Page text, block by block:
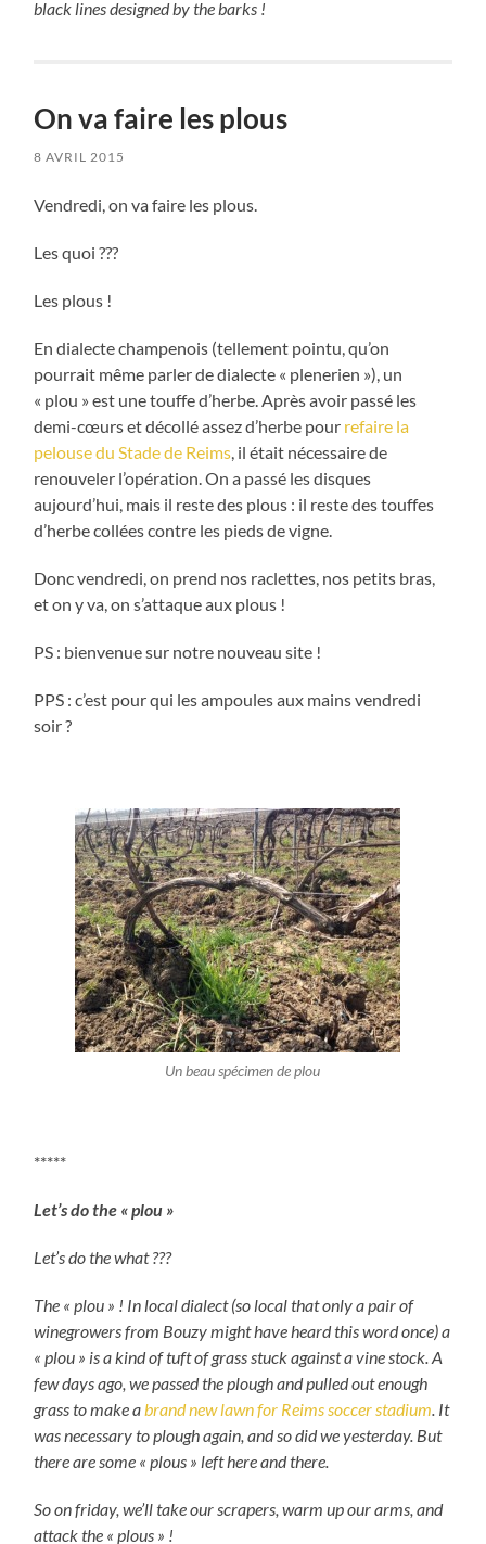
black lines designed by the barks !
On va faire les plous
8 AVRIL 2015
Vendredi, on va faire les plous.
Les quoi ???
Les plous !
En dialecte champenois (tellement pointu, qu’on
pourrait même parler de dialecte « plenerien »), un
« plou » est une touffe d’herbe. Après avoir passé les
demi-cœurs et décollé assez d’herbe pour refaire la
pelouse du Stade de Reims, il était nécessaire de
renouveler l’opération. On a passé les disques
aujourd’hui, mais il reste des plous : il reste des touffes
d’herbe collées contre les pieds de vigne.
Donc vendredi, on prend nos raclettes, nos petits bras,
et on y va, on s’attaque aux plous !
PS : bienvenue sur notre nouveau site !
PPS : c’est pour qui les ampoules aux mains vendredi
soir ?
Un beau spécimen de plou
*****
Let’s do the « plou »
Let’s do the what ???
The « plou » ! In local dialect (so local that only a pair of
winegrowers from Bouzy might have heard this word once) a
« plou » is a kind of tuft of grass stuck against a vine stock. A
few days ago, we passed the plough and pulled out enough
grass to make a brand new lawn for Reims soccer stadium . It
was necessary to plough again, and so did we yesterday. But
there are some « plous » left here and there.
So on friday, we’ll take our scrapers, warm up our arms, and
attack the « plous » !